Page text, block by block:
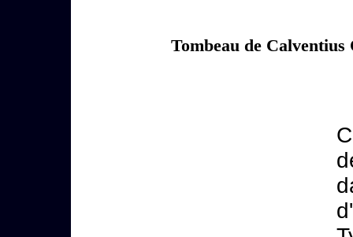
Tombeau de Calventius